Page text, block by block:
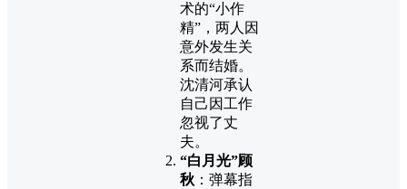
术的“小作
精”，两人因
意外发生关
系而结婚。
沈清河承认
自己因工作
忽视了丈
夫。
“白月光”顾
秋 ：弹幕指